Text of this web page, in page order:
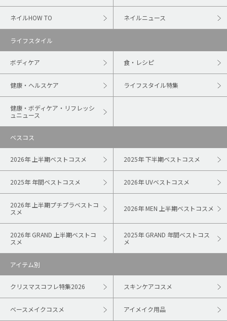
ネイルHOW TO ネイルニュース
ライフスタイル
ボディケア 食・レシピ
健康・ヘルスケア ライフスタイル特集
健康・ボディケア・リフレッシ
ュニュース
ベスコス
2026年 上半期ベストコスメ 2025年 下半期ベストコスメ
2025年 年間ベストコスメ 2026年 UVベストコスメ
2026年 上半期プチプラベストコ
スメ
2026年 MEN 上半期ベストコスメ
2026年 GRAND 上半期ベストコ
スメ
2025年 GRAND 年間ベストコス
メ
アイテム別
クリスマスコフレ特集2026 スキンケアコスメ
ベースメイクコスメ アイメイク用品